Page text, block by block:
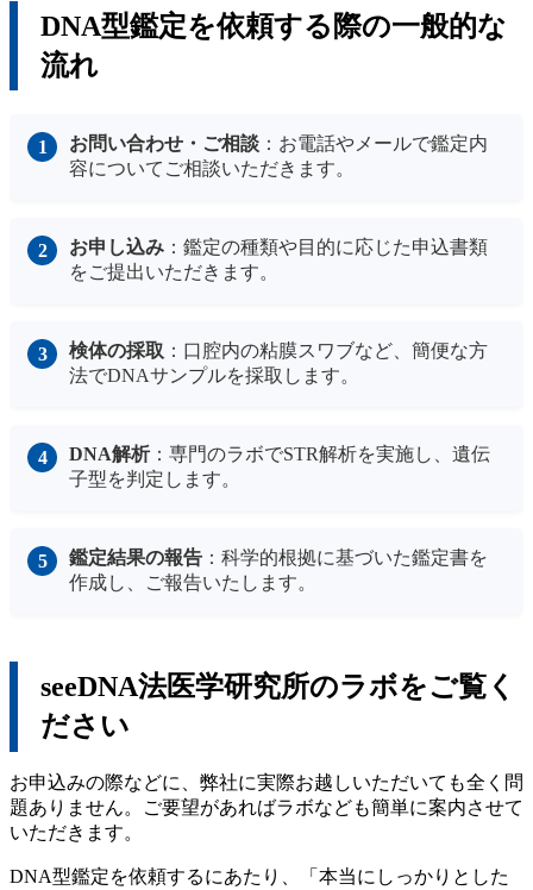
DNA型鑑定を依頼する際の一般的な
流れ
お問い合わせ・ご相談 ：お電話やメールで鑑定内
容についてご相談いただきます。
お申し込み ：鑑定の種類や目的に応じた申込書類
をご提出いただきます。
検体の採取 ：口腔内の粘膜スワブなど、簡便な方
法でDNAサンプルを採取します。
DNA解析：専門のラボでSTR解析を実施し、遺伝
子型を判定します。
鑑定結果の報告 ：科学的根拠に基づいた鑑定書を
作成し、ご報告いたします。
seeDNA法医学研究所のラボをご覧く
ださい
お申込みの際などに、弊社に実際お越しいただいても全く問
題ありません。ご要望があればラボなども簡単に案内させて
いただきます。
DNA型鑑定を依頼するにあたり、「本当にしっかりとした